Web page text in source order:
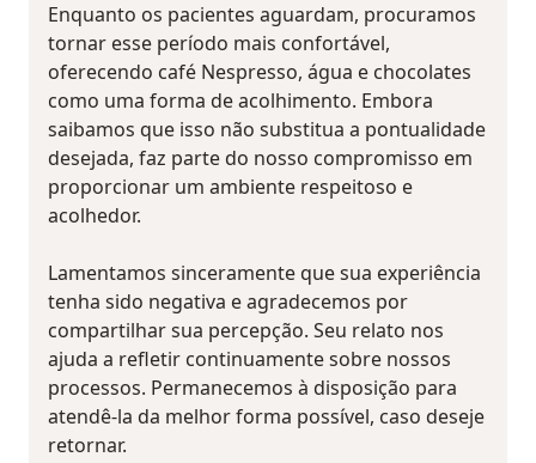
Enquanto os pacientes aguardam, procuramos
tornar esse período mais confortável,
oferecendo café Nespresso, água e chocolates
como uma forma de acolhimento. Embora
saibamos que isso não substitua a pontualidade
desejada, faz parte do nosso compromisso em
proporcionar um ambiente respeitoso e
acolhedor.
Lamentamos sinceramente que sua experiência
tenha sido negativa e agradecemos por
compartilhar sua percepção. Seu relato nos
ajuda a refletir continuamente sobre nossos
processos. Permanecemos à disposição para
atendê-la da melhor forma possível, caso deseje
retornar.